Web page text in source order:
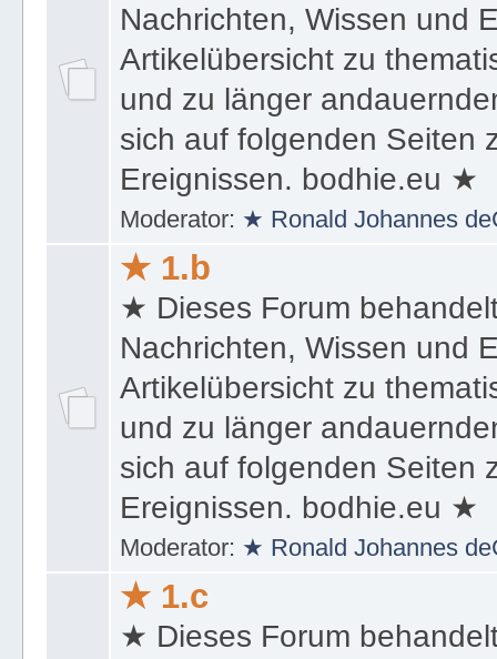
Nachrichten, Wissen und
Artikelübersicht zu
und zu länger
sich auf folgenden Seiten
Ereignissen. bodhie.eu ★
Moderator: ★ Ronald Johannes
★ 1.b
★ Dieses Forum
Nachrichten, Wissen und
Artikelübersicht zu
und zu länger
sich auf folgenden Seiten
Ereignissen. bodhie.eu ★
Moderator: ★ Ronald Johannes
★ 1.c
★ Dieses Forum